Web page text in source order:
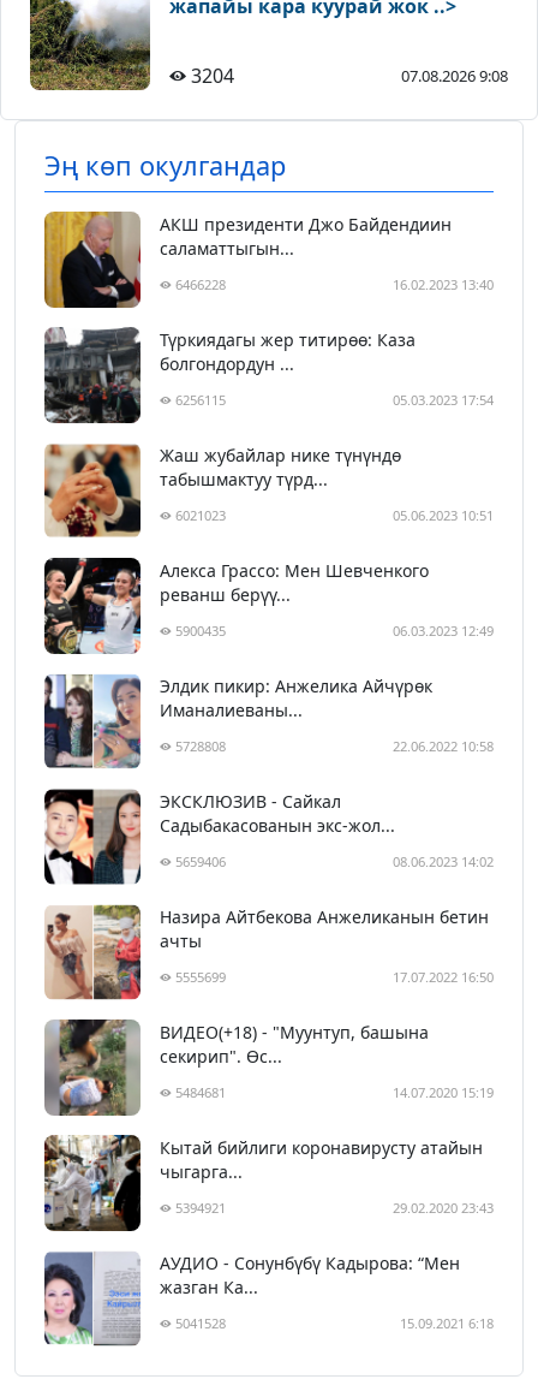
жапайы кара куурай жок ..>
3204 07.08.2026 9:08
Эң көп окулгандар
АКШ президенти Джо Байдендиин
саламаттыгын...
6466228 16.02.2023 13:40
Түркиядагы жер титирөө: Каза
болгондордун ...
6256115 05.03.2023 17:54
Жаш жубайлар нике түнүндө
табышмактуу түрд...
6021023 05.06.2023 10:51
Алекса Грассо: Мен Шевченкого
реванш берүү...
5900435 06.03.2023 12:49
Элдик пикир: Анжелика Айчүрөк
Иманалиеваны...
5728808 22.06.2022 10:58
ЭКСКЛЮЗИВ - Сайкал
Садыбакасованын экс-жол...
5659406 08.06.2023 14:02
Назира Айтбекова Анжеликанын бетин
ачты
5555699 17.07.2022 16:50
ВИДЕО(+18) - "Муунтуп, башына
секирип". Өс...
5484681 14.07.2020 15:19
Кытай бийлиги коронавирусту атайын
чыгарга...
5394921 29.02.2020 23:43
АУДИО - Сонунбүбү Кадырова: “Мен
жазган Ка...
5041528 15.09.2021 6:18